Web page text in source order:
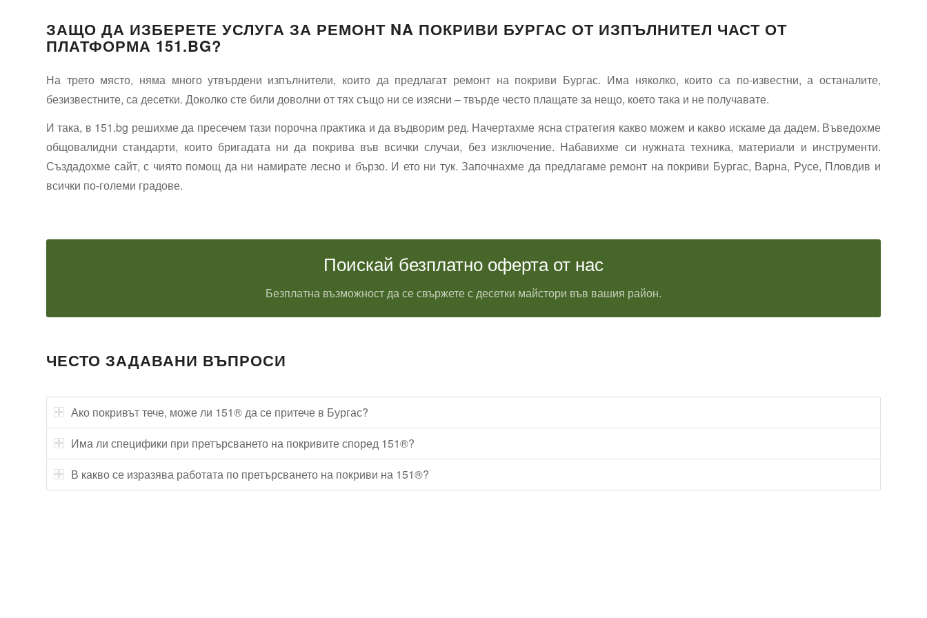
ЗАЩО ДА ИЗБЕРЕТЕ УСЛУГА ЗА РЕМОНТ NA ПОКРИВИ БУРГАС ОТ ИЗПЪЛНИТЕЛ ЧАСТ ОТ
ПЛАТФОРМА 151.BG?
На трето място, няма много утвърдени изпълнители, които да предлагат ремонт на покриви Бургас. Има няколко, които са по-известни, а останалите,
безизвестните, са десетки. Доколко сте били доволни от тях също ни се изясни – твърде често плащате за нещо, което така и не получавате.
И така, в 151.bg решихме да пресечем тази порочна практика и да въдворим ред. Начертахме ясна стратегия какво можем и какво искаме да дадем. Въведохме
общовалидни стандарти, които бригадата ни да покрива във всички случаи, без изключение. Набавихме си нужната техника, материали и инструменти.
Създадохме сайт, с чиято помощ да ни намирате лесно и бързо. И ето ни тук. Започнахме да предлагаме ремонт на покриви Бургас, Варна, Русе, Пловдив и
всички по-големи градове.
Поискай безплатно оферта от нас
Безплатна възможност да се свържете с десетки майстори във вашия район.
ЧЕСТО ЗАДАВАНИ ВЪПРОСИ
Ако покривът тече, може ли 151® да се притече в Бургас?
Има ли специфики при претърсването на покривите според 151®?
В какво се изразява работата по претърсването на покриви на 151®?